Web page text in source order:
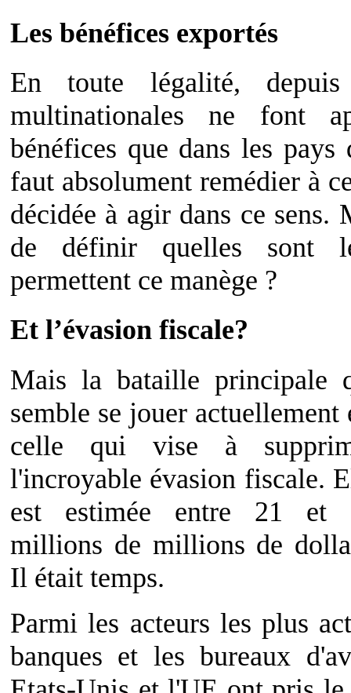
Les bénéfices exportés
En toute légalité,
multinationales ne font
bénéfices que dans les
faut absolument remédier à
décidée à agir dans ce
de définir quelles sont
permettent ce manège ?
Et l’évasion fiscale?
Mais la bataille principale
semble se jouer actuellement
celle qui vise à
l'incroyable évasion fiscale.
est estimée entre 21 et
millions de millions de
Il était temps.
Parmi les acteurs les plus
banques et les bureaux